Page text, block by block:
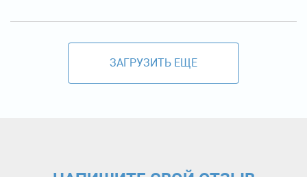
ЗАГРУЗИТЬ ЕЩЕ